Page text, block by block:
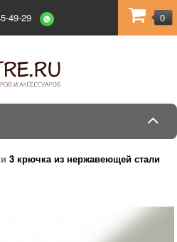
49-29 0
3 крючка из нержавеющей стали